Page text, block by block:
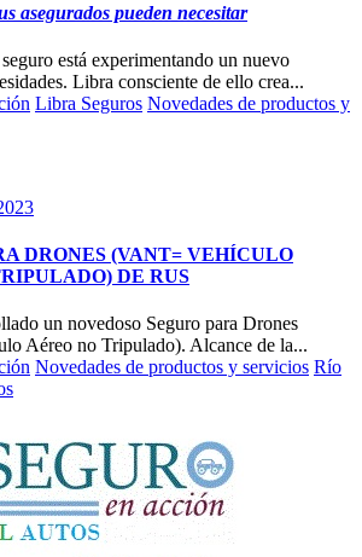
asegurados pueden necesitar
está experimentando un nuevo
Libra consciente de ello crea...
Libra Seguros Novedades de productos y
DRONES (VANT= VEHÍCULO
DE RUS
un novedoso Seguro para Drones
Aéreo no Tripulado). Alcance de la...
Novedades de productos y servicios Río